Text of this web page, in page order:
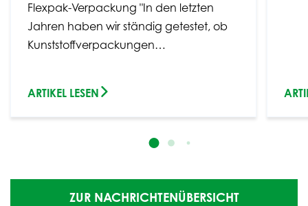
Flexpak-Verpackung "In den letzten
Jahren haben wir ständig getestet, ob
Kunststoffverpackungen…
ARTIKEL LESEN
ZUR NACHRICHTENÜBERSICHT